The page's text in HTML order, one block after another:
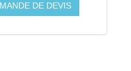
DE DEVIS